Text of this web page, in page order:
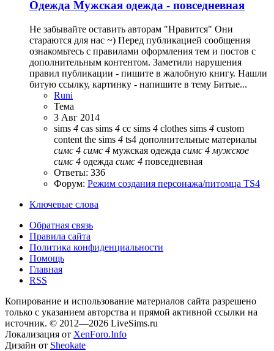
Одежда Мужская одежда - повседневная
Не забывайте оставить авторам "Нравится" Они
стараются для нас ~) Перед публикацией сообщения
ознакомьтесь с правилами оформления тем и постов с
дополнительным контентом. Заметили нарушения
правил публикации - пишите в жалобную книгу. Нашли
битую ссылку, картинку - напишите в тему Битые...
Runi
Тема
3 Авг 2014
sims 4 cas sims 4 cc sims 4 clothes sims 4 custom
content the sims 4 ts4 дополнительные материалы
симс 4 симс 4 мужская одежда симс 4 мужское
симс 4 одежда симс 4 повседневная
Ответы: 336
Форум: Режим создания персонажа/питомца TS4
Ключевые слова
Обратная связь
Правила сайта
Политика конфиденциальности
Помощь
Главная
RSS
Копирование и использование материалов сайта разрешено
только с указанием авторства и прямой активной ссылки на
источник. © 2012—2026 LiveSims.ru
Локализация от XenForo.Info
Дизайн от Sheokate